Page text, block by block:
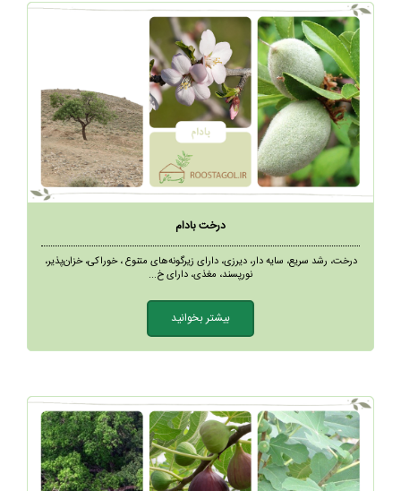
درخت بادام
درخت، رشد سریع، سایه دار، دیرزی، دارای زیرگونه‌های متنوع ، خوراکی، خزان‌پذیر،
نورپسند، مغذی، دارای خ...
بیشتر بخوانید